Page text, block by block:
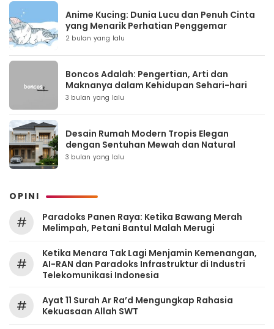
Anime Kucing: Dunia Lucu dan Penuh Cinta
yang Menarik Perhatian Penggemar
2 bulan yang lalu
Boncos Adalah: Pengertian, Arti dan
Maknanya dalam Kehidupan Sehari-hari
3 bulan yang lalu
Desain Rumah Modern Tropis Elegan
dengan Sentuhan Mewah dan Natural
3 bulan yang lalu
OPINI
#
Paradoks Panen Raya: Ketika Bawang Merah
Melimpah, Petani Bantul Malah Merugi
#
Ketika Menara Tak Lagi Menjamin Kemenangan,
AI-RAN dan Paradoks Infrastruktur di Industri
Telekomunikasi Indonesia
#
Ayat 11 Surah Ar Ra’d Mengungkap Rahasia
Kekuasaan Allah SWT